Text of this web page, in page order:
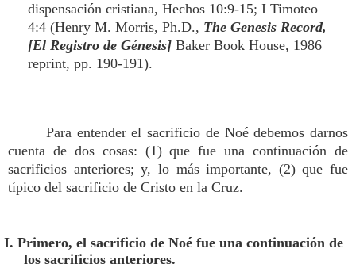
dispensación cristiana, Hechos 10:9-15; I Timoteo
4:4 (Henry M. Morris, Ph.D., The Genesis Record,
[El Registro de Génesis] Baker Book House, 1986
reprint, pp. 190-191).
Para entender el sacrificio de Noé debemos darnos
cuenta de dos cosas: (1) que fue una continuación de
sacrificios anteriores; y, lo más importante, (2) que fue
típico del sacrificio de Cristo en la Cruz.
I. Primero, el sacrificio de Noé fue una continuación de
los sacrificios anteriores.